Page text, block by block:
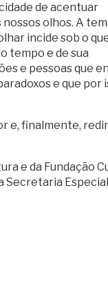
de acentuar
olhos. A
incide sob o
tempo e de sua
e pessoas que
e que por
e, finalmente,
e da Fundação
Secretaria